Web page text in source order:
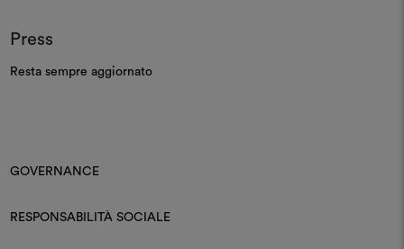
Press
Resta sempre aggiornato
GOVERNANCE
RESPONSABILITÀ SOCIALE